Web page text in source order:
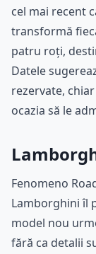
cel mai recent
transformă
patru roți,
Datele
rezervate,
ocazia să le
Fenomeno
Lamborghini îl
model nou
fără ca detalii